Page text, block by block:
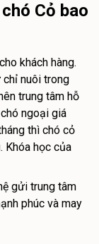
Cỏ bao
khách hàng.
chỉ nuôi trong
trung tâm hỗ
ngoại giá
thì chó cỏ
Khóa học của
gửi trung tâm
phúc và may